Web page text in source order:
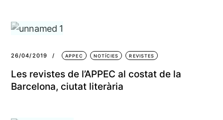
26/04/2019 APPEC NOTÍCIES REVISTES
Les revistes de l’APPEC al costat de la
Barcelona, ciutat literària